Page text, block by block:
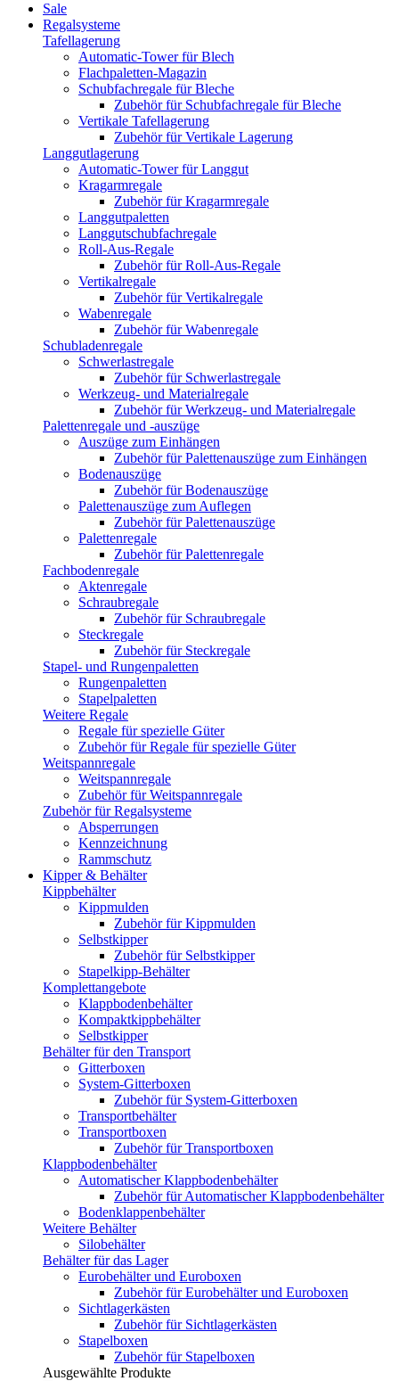
Sale
Regalsysteme
Tafellagerung
Automatic-Tower für Blech
Flachpaletten-Magazin
Schubfachregale für Bleche
Zubehör für Schubfachregale für Bleche
Vertikale Tafellagerung
Zubehör für Vertikale Lagerung
Langgutlagerung
Automatic-Tower für Langgut
Kragarmregale
Zubehör für Kragarmregale
Langgutpaletten
Langgutschubfachregale
Roll-Aus-Regale
Zubehör für Roll-Aus-Regale
Vertikalregale
Zubehör für Vertikalregale
Wabenregale
Zubehör für Wabenregale
Schubladenregale
Schwerlastregale
Zubehör für Schwerlastregale
Werkzeug- und Materialregale
Zubehör für Werkzeug- und Materialregale
Palettenregale und -auszüge
Auszüge zum Einhängen
Zubehör für Palettenauszüge zum Einhängen
Bodenauszüge
Zubehör für Bodenauszüge
Palettenauszüge zum Auflegen
Zubehör für Palettenauszüge
Palettenregale
Zubehör für Palettenregale
Fachbodenregale
Aktenregale
Schraubregale
Zubehör für Schraubregale
Steckregale
Zubehör für Steckregale
Stapel- und Rungenpaletten
Rungenpaletten
Stapelpaletten
Weitere Regale
Regale für spezielle Güter
Zubehör für Regale für spezielle Güter
Weitspannregale
Weitspannregale
Zubehör für Weitspannregale
Zubehör für Regalsysteme
Absperrungen
Kennzeichnung
Rammschutz
Kipper & Behälter
Kippbehälter
Kippmulden
Zubehör für Kippmulden
Selbstkipper
Zubehör für Selbstkipper
Stapelkipp-Behälter
Komplettangebote
Klappbodenbehälter
Kompaktkippbehälter
Selbstkipper
Behälter für den Transport
Gitterboxen
System-Gitterboxen
Zubehör für System-Gitterboxen
Transportbehälter
Transportboxen
Zubehör für Transportboxen
Klappbodenbehälter
Automatischer Klappbodenbehälter
Zubehör für Automatischer Klappbodenbehälter
Bodenklappenbehälter
Weitere Behälter
Silobehälter
Behälter für das Lager
Eurobehälter und Euroboxen
Zubehör für Eurobehälter und Euroboxen
Sichtlagerkästen
Zubehör für Sichtlagerkästen
Stapelboxen
Zubehör für Stapelboxen
Ausgewählte Produkte